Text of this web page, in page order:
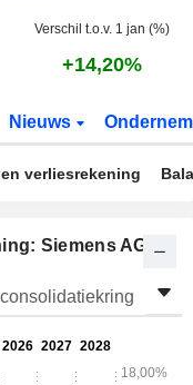
Verschil t.o.v. 1 jan (%)
+14,20%
Nieuws
verliesrekening
Siemens AG